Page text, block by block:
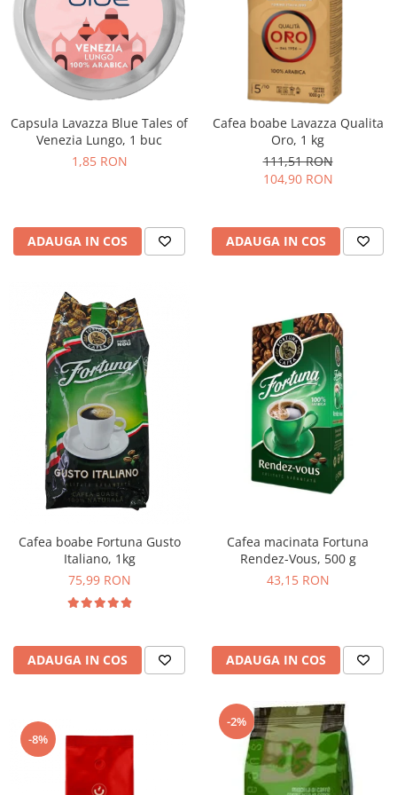
Capsula Lavazza Blue Tales of
Venezia Lungo, 1 buc
1,85 RON
ADAUGA IN COS
Cafea boabe Lavazza Qualita
Oro, 1 kg
111,51 RON
104,90 RON
ADAUGA IN COS
Cafea boabe Fortuna Gusto
Italiano, 1kg
75,99 RON
ADAUGA IN COS
Cafea macinata Fortuna
Rendez-Vous, 500 g
43,15 RON
ADAUGA IN COS
-8%
-2%